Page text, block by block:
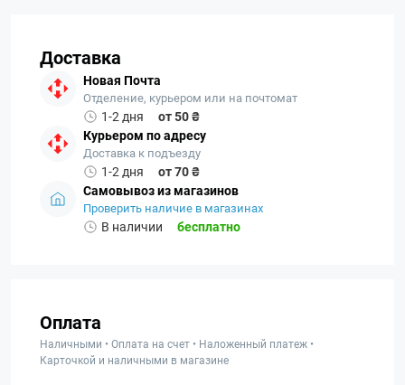
Доставка
Новая Почта
Отделение, курьером или на почтомат
1-2 дня
от 50 ₴
Курьером по адресу
Доставка к подъезду
1-2 дня
от 70 ₴
Самовывоз из магазинов
Проверить наличие в магазинах
В наличии бесплатно
Оплата
Наличными • Оплата на счет • Наложенный платеж •
Карточкой и наличными в магазине